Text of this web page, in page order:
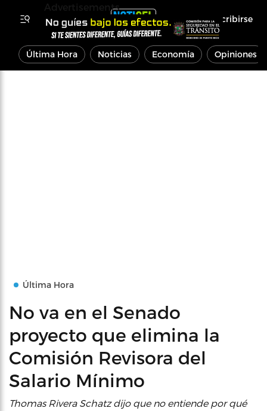
Inscribirse
Última Hora Noticias Economía Opiniones
Última Hora
No va en el Senado
proyecto que elimina la
Comisión Revisora del
Salario Mínimo
Thomas Rivera Schatz dijo que no entiende por qué
Advertisements